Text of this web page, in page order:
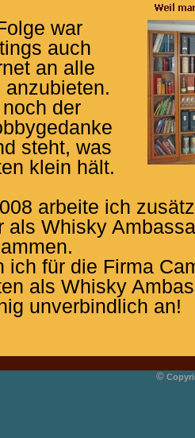
war
auch
an alle
anzubieten.
der
steht, was
klein hält.
arbeite ich
als Whisky
ich für die Firma
als Whisky
unverbindlich an!
©